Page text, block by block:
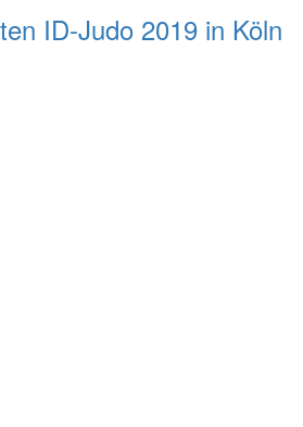
ID-Judo 2019 in Köln